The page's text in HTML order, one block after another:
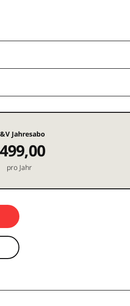
Jahresabo
499,00
pro Jahr